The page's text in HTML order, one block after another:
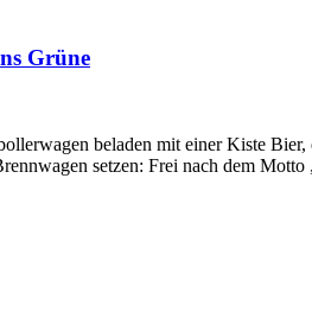
Grüne
beladen mit einer Kiste
setzen: Frei nach dem